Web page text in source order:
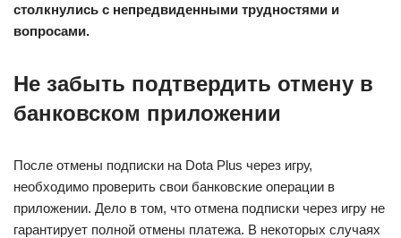
столкнулись с непредвиденными трудностями и
вопросами.
Не забыть подтвердить отмену в
банковском приложении
После отмены подписки на Dota Plus через игру,
необходимо проверить свои банковские операции в
приложении. Дело в том, что отмена подписки через игру не
гарантирует полной отмены платежа. В некоторых случаях